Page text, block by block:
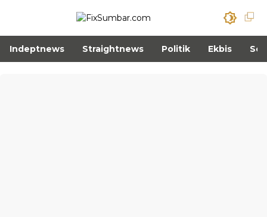
Indeptnews Straightnews Politik Ekbis